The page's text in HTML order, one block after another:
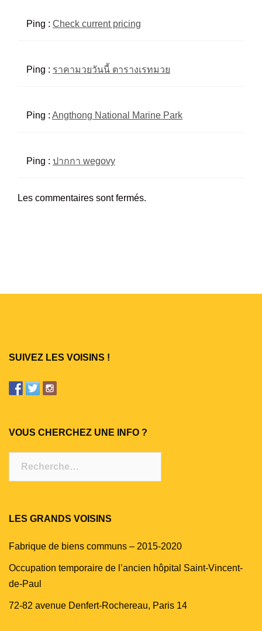
Ping : Check current pricing
Ping : ราคามวยวันนี้ ตารางเรทมวย
Ping : Angthong National Marine Park
Ping : ปากกา wegovy
Les commentaires sont fermés.
SUIVEZ LES VOISINS !
VOUS CHERCHEZ UNE INFO ?
LES GRANDS VOISINS
Fabrique de biens communs – 2015-2020
Occupation temporaire de l’ancien hôpital Saint-Vincent-
de-Paul
72-82 avenue Denfert-Rochereau, Paris 14